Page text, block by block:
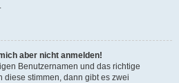
aber nicht anmelden!
Benutzernamen und das richtige
diese stimmen, dann gibt es zwei